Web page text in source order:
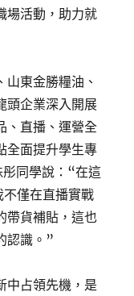
場活動，助力就
東金勝糧油、
頭企業深入開展
、直播、運營全
全面提升學生專
同學說：“在這
不僅在直播實戰
帶貨補貼，這也
認識。”
中占領先機，是